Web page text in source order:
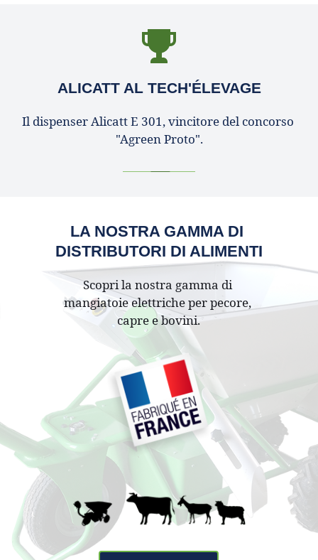
ALICATT AL TECH'ÉLEVAGE
Il dispenser Alicatt E 301, vincitore del concorso
"Agreen Proto".
LA NOSTRA GAMMA DI
DISTRIBUTORI DI ALIMENTI
Scopri la nostra gamma di
mangiatoie elettriche per pecore,
capre e bovini.